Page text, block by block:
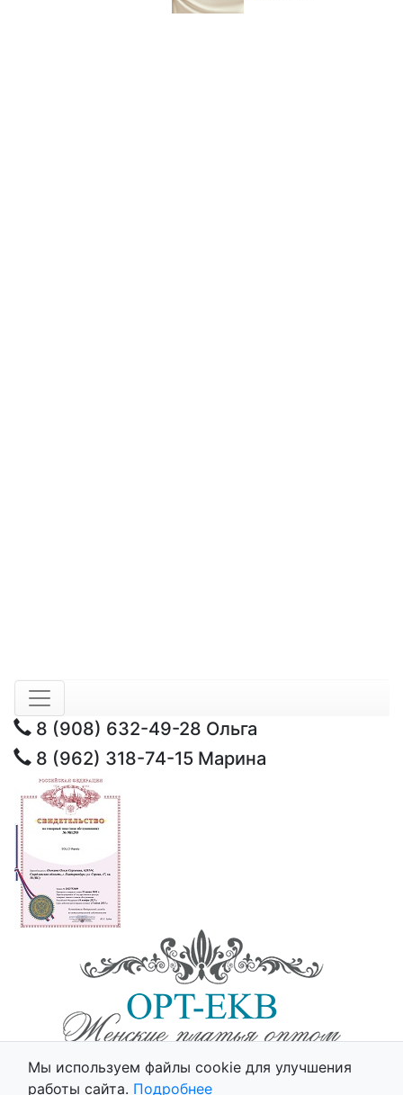
8 (908) 632-49-28 Ольга
8 (962) 318-74-15 Марина
Политика использования cookie
Мы используем файлы cookie для улучшения
работы сайта. Подробнее